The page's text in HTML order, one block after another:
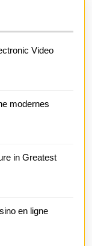
Video
modernes
in Greatest
en ligne